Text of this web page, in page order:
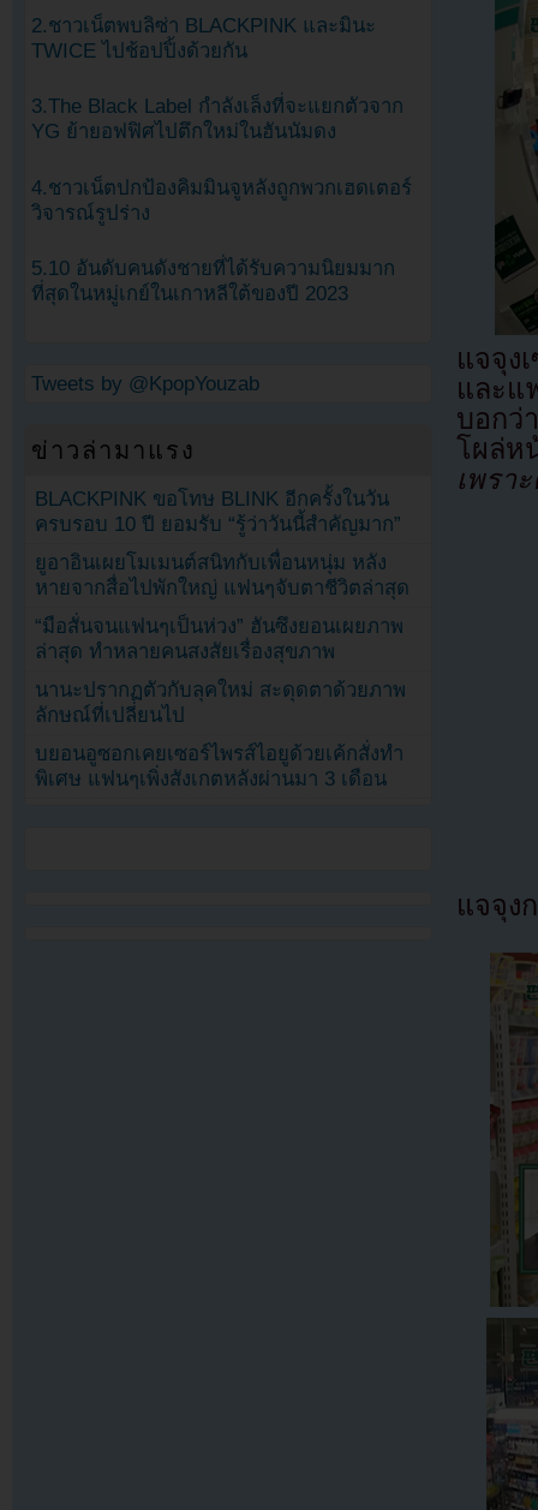
แจจุ
และแ
บอก
โผล่ห
เพรา
แจจุง
2.ชาวเน็ตพบลิซ่า BLACKPINK และมินะ
TWICE ไปช้อปปิ้งด้วยกัน
3.The Black Label กำลังเล็งที่จะแยกตัวจาก
YG ย้ายอฟฟิศไปตึกใหม่ในฮันนัมดง
4.ชาวเน็ตปกป้องคิมมินจูหลังถูกพวกเฮดเตอร์
วิจารณ์รูปร่าง
5.10 อันดับคนดังชายที่ได้รับความนิยมมาก
ที่สุดในหมู่เกย์ในเกาหลีใต้ของปี 2023
Tweets by @KpopYouzab
ข่าวล่ามาแรง
BLACKPINK ขอโทษ BLINK อีกครั้งในวัน
ครบรอบ 10 ปี ยอมรับ “รู้ว่าวันนี้สำคัญมาก”
ยูอาอินเผยโมเมนต์สนิทกับเพื่อนหนุ่ม หลัง
หายจากสื่อไปพักใหญ่ แฟนๆจับตาชีวิตล่าสุด
“มือสั่นจนแฟนๆเป็นห่วง” ฮันซึงยอนเผยภาพ
ล่าสุด ทำหลายคนสงสัยเรื่องสุขภาพ
นานะปรากฏตัวกับลุคใหม่ สะดุดตาด้วยภาพ
ลักษณ์ที่เปลี่ยนไป
บยอนอูซอกเคยเซอร์ไพรส์ไอยูด้วยเค้กสั่งทำ
พิเศษ แฟนๆเพิ่งสังเกตหลังผ่านมา 3 เดือน